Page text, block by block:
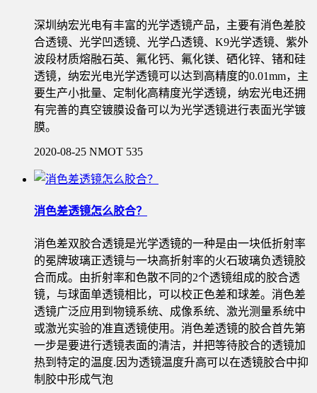
深圳纳宏光电有丰富的光学透镜产品，主要有消色差胶
合透镜、光学凹透镜、光学凸透镜、K9光学透镜、紫外
波段材质熔融石英、氟化钙、氟化镁、硒化锌、锗和硅
透镜，纳宏光电光学透镜可以达到高精度的0.01mm，主
要生产小批量、定制化高精度光学透镜，纳宏光电还拥
有完善的真空镀膜设备可以为光学透镜进行表面光学镀
膜。
2020-08-25 NMOT 535
消色差透镜怎么胶合？
消色差双胶合透镜是光学透镜的一种是由一块低折射率
的冕牌玻璃正透镜与一块高折射率的火石玻璃负透镜胶
合而成。由折射率和色散不同的2个透镜组成的胶合透
镜，与球面单透镜相比，可以校正色差和球差。消色差
透镜广泛应用到物镜系统、成像系统、激光测量系统中
或激光实验的准直透镜使用。消色差透镜的胶合首先第
一步是要进行透镜表面的清洁，并把等待胶合的透镜加
热到特定的温度.因为透镜温度升高可以在透镜胶合中抑
制胶中形成气泡